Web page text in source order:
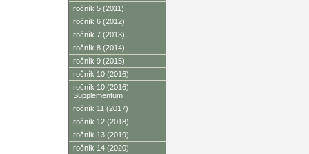
ročník 5 (2011)
ročník 6 (2012)
ročník 7 (2013)
ročník 8 (2014)
ročník 9 (2015)
ročník 10 (2016)
ročník 10 (2016)
Supplementum
ročník 11 (2017)
ročník 12 (2018)
ročník 13 (2019)
ročník 14 (2020)